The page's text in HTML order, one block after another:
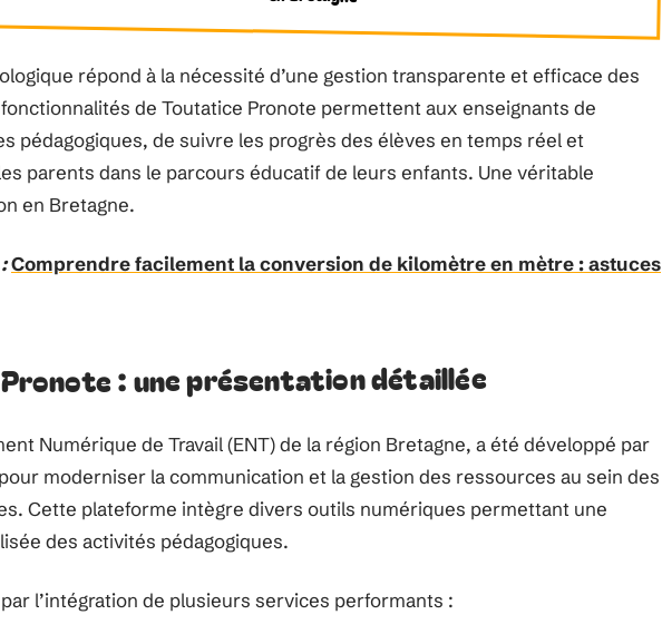
répond à la nécessité d’une gestion transparente et efficace des
de Toutatice Pronote permettent aux enseignants de
pédagogiques, de suivre les progrès des élèves en temps réel et
parents dans le parcours éducatif de leurs enfants. Une véritable
en Bretagne.
Comprendre facilement la conversion de kilomètre en mètre : astuces
: une présentation détaillée
Numérique de Travail (ENT) de la région Bretagne, a été développé par
moderniser la communication et la gestion des ressources au sein des
Cette plateforme intègre divers outils numériques permettant une
des activités pédagogiques.
l’intégration de plusieurs services performants :